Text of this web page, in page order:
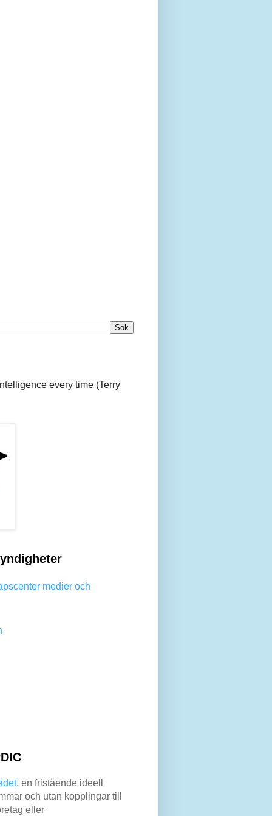
every time (Terry
medier och
, en fristående ideell
och utan kopplingar till
eller